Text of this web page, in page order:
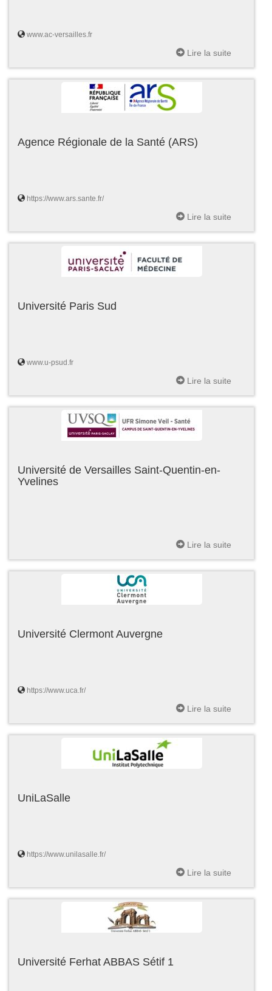
www.ac-versailles.fr
Lire la suite
Agence Régionale de la Santé (ARS)
https://www.ars.sante.fr/
Lire la suite
Université Paris Sud
www.u-psud.fr
Lire la suite
Université de Versailles Saint-Quentin-en-
Yvelines
Lire la suite
Université Clermont Auvergne
https://www.uca.fr/
Lire la suite
UniLaSalle
https://www.unilasalle.fr/
Lire la suite
Université Ferhat ABBAS Sétif 1